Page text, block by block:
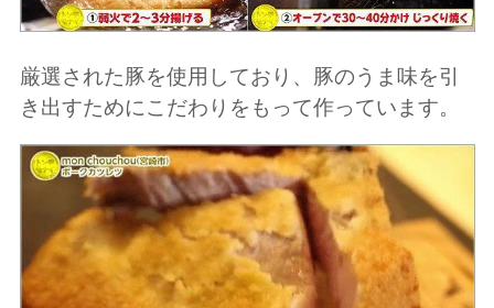
厳選された豚を使用しており、豚のうま味を引
き出すためにこだわりをもって作っています。